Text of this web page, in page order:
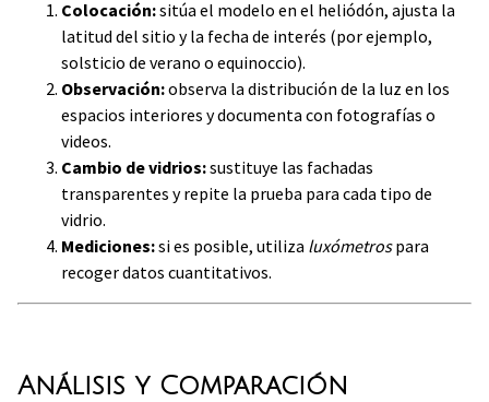
Colocación:sitúa el modelo en el heliódón, ajusta la
latitud del sitio y la fecha de interés (por ejemplo,
solsticio de verano o equinoccio).
Observación:observa la distribución de la luz en los
espacios interiores y documenta con fotografías o
videos.
Cambio de vidrios:sustituye las fachadas
transparentes y repite la prueba para cada tipo de
vidrio.
Mediciones:si es posible, utiliza luxómetrospara
recoger datos cuantitativos.
Análisis y Comparación